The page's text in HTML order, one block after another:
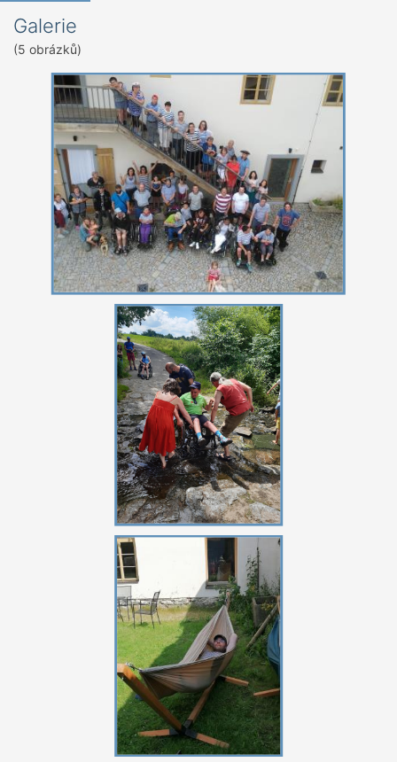
Galerie
(5 obrázků)